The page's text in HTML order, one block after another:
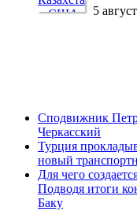
5
Сподвижник
Черкасский
Турция
новый
Для чего
Подводя итоги
Баку